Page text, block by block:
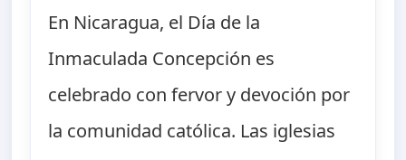
En Nicaragua, el Día de la
Inmaculada Concepción es
celebrado con fervor y devoción por
la comunidad católica. Las iglesias